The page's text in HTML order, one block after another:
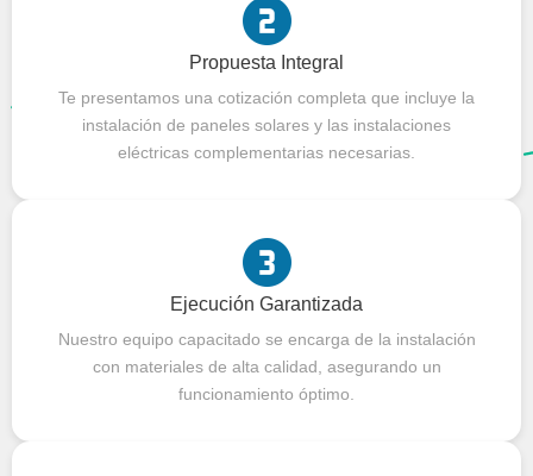
Propuesta Integral
Te presentamos una cotización completa que incluye la
instalación de paneles solares y las instalaciones
eléctricas complementarias necesarias.
Ejecución Garantizada
Nuestro equipo capacitado se encarga de la instalación
con materiales de alta calidad, asegurando un
funcionamiento óptimo.